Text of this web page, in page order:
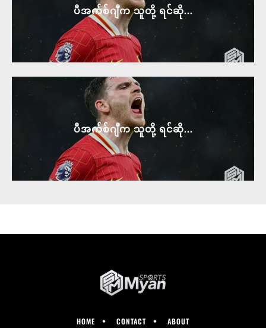
ပီအက်စ်ဂျီက သူတို့ ရင်ဆို...
ပီအက်စ်ဂျီက သူတို့ ရင်ဆို...
HOME CONTACT ABOUT